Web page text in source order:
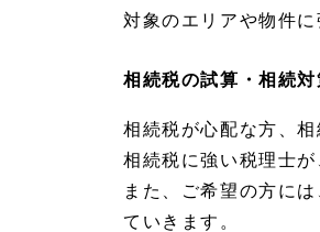
1.
1.
2
預金
の活
年金
対象のエリアや物件
相続税の試算・相続対
相続税が心配な方、
相続税に強い税理士
また、ご希望の方に
ていきます。